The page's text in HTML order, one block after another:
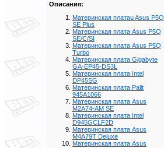
Описания:
Материнская платаu Asus P5Q
SE Plus
Материнская плата Asus P5Q
SE/C/SI
Материнская плата Asus P5Q
Turbo
Материнская плата Gigabyte
GA-EP45-DS3L
Материнская плата Intel
DP45SG
Материнская плата Palit
945A1066
Материнская плата Asus
M2A74-AM SE
Материнская плата Intel
D945GCLF2D
Материнская плата Asus
M4A79T Deluxe
Материнская плата Asus